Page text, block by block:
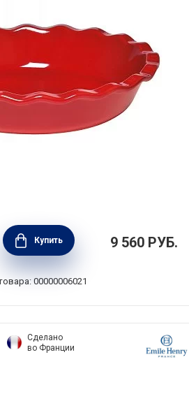
26см, гранат, Emile Henry,
346131
Купить 9 560 РУБ.
00000006021
Сделано
во Франции